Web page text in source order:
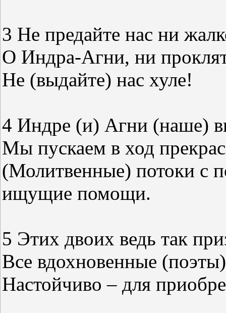
3 Не предайте нас ни
О Индра-Агни, ни
Не (выдайте) нас хуле!
4 Индре (и) Агни (наше)
Мы пускаем в ход
(Молитвенные) потоки с
ищущие помощи.
5 Этих двоих ведь так
Все вдохновенные
Настойчиво – для